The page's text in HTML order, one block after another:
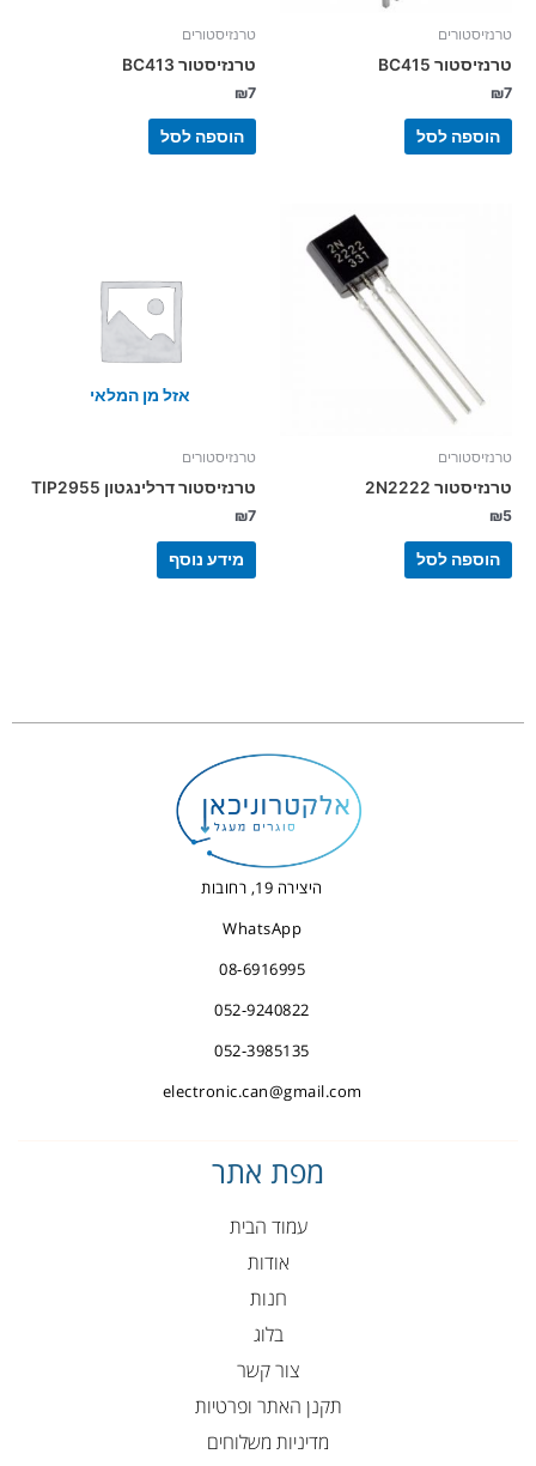
טרנזיסטורים
טרנזיסטור BC415
₪7
הוספה לסל
טרנזיסטורים
טרנזיסטור BC413
₪7
הוספה לסל
טרנזיסטורים
טרנזיסטור 2N2222
₪5
הוספה לסל
אזל מן המלאי
טרנזיסטורים
טרנזיסטור דרלינגטון TIP2955
₪7
מידע נוסף
היצירה 19, רחובות
WhatsApp
08-6916995
052-9240822
052-3985135
electronic.can@gmail.com
מפת אתר
עמוד הבית
אודות
חנות
בלוג
צור קשר
תקנן האתר ופרטיות
מדיניות משלוחים